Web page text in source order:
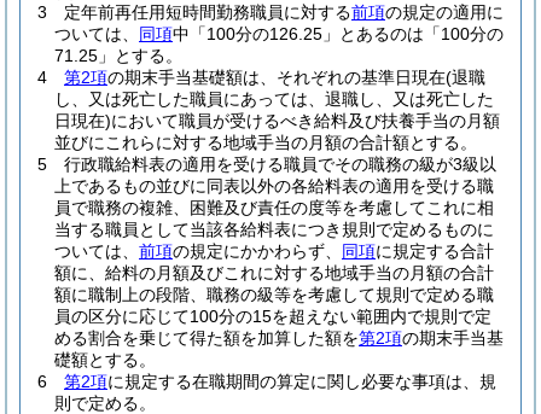
3
定年前再任用短時間勤務職員に対する前項の規定の適用に
ついては、 同項中「100分の126.25」とあるのは「100分の
71.25」とする。
4
第2項の期末手当基礎額は、それぞれの基準日現在(退職
し、又は死亡した職員にあっては、退職し、又は死亡した
日現在)において職員が受けるべき給料及び扶養手当の月額
並びにこれらに対する地域手当の月額の合計額とする。
5
行政職給料表の適用を受ける職員でその職務の級が3級以
上であるもの並びに同表以外の各給料表の適用を受ける職
員で職務の複雑、困難及び責任の度等を考慮してこれに相
当する職員として当該各給料表につき規則で定めるものに
ついては、 前項の規定にかかわらず、 同項に規定する合計
額に、給料の月額及びこれに対する地域手当の月額の合計
額に職制上の段階、職務の級等を考慮して規則で定める職
員の区分に応じて100分の15を超えない範囲内で規則で定
める割合を乗じて得た額を加算した額を第2項の期末手当基
礎額とする。
6
第2項に規定する在職期間の算定に関し必要な事項は、規
則で定める。